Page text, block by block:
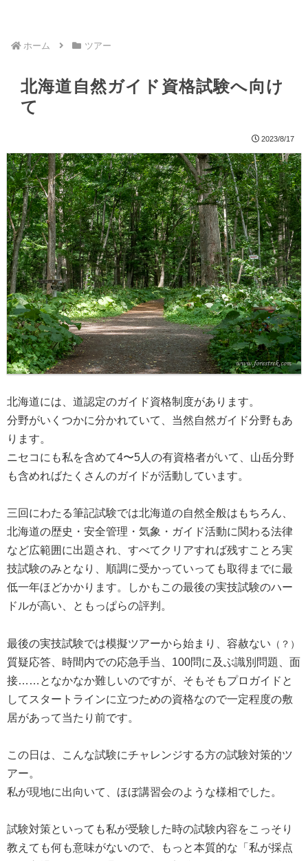
ホーム ツアー
北海道自然ガイド資格試験へ向け
て
2023/8/17
北海道には、道認定のガイド資格制度があります。
分野がいくつかに分かれていて、当然自然ガイド分野もあ
ります。
ニセコにも私を含めて4〜5人の有資格者がいて、山岳分野
も含めればたくさんのガイドが活動しています。
三回にわたる筆記試験では北海道の自然全般はもちろん、
北海道の歴史・安全管理・気象・ガイド活動に関わる法律
など広範囲に出題され、すべてクリアすれば残すことろ実
技試験のみとなり、順調に受かっていっても取得までに最
低一年ほどかかります。しかもこの最後の実技試験のハー
ドルが高い、ともっぱらの評判。
最後の実技試験では模擬ツアーから始まり、容赦ない （？）
質疑応答、時間内での応急手当、100問に及ぶ識別問題、面
接……となかなか難しいのですが、そもそもプロガイドと
してスタートラインに立つための資格なので一定程度の敷
居があって当たり前です。
この日は、こんな試験にチャレンジする方の試験対策的ツ
アー。
私が現地に出向いて、ほぼ講習会のような様相でした。
試験対策といっても私が受験した時の試験内容をこっそり
教えても何も意味がないので、もっと本質的な「私が採点